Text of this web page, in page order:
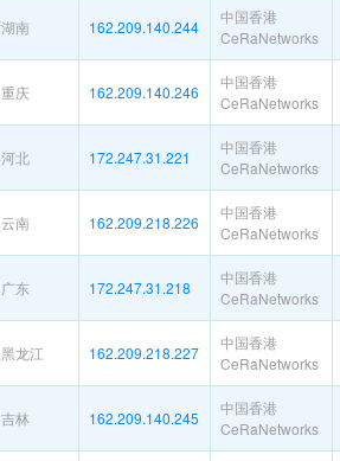
湖南 162.209.140.244
中国香港
CeRaNetworks
重庆 162.209.140.246
中国香港
CeRaNetworks
河北 172.247.31.221
中国香港
CeRaNetworks
云南 162.209.218.226
中国香港
CeRaNetworks
广东 172.247.31.218
中国香港
CeRaNetworks
黑龙江 162.209.218.227
中国香港
CeRaNetworks
吉林 162.209.140.245
中国香港
CeRaNetworks